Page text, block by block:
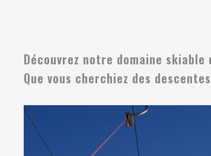
Découvrez notre domaine
Que vous cherchiez des